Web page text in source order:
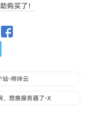
购买了！
站-哔咔云
想换服务器了-X​